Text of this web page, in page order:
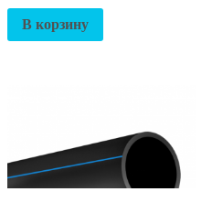
В корзину